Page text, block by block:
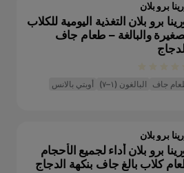
برو بلان
برو بلان التغذية اليومية للكلاب
والبالغة – طعام جاف
جاف البالغون (١–٧) أوبتي بالانس
برو بلان
برو بلان أداء لجميع الأحجام
كلاب بالغ جاف بنكهة الدجاج